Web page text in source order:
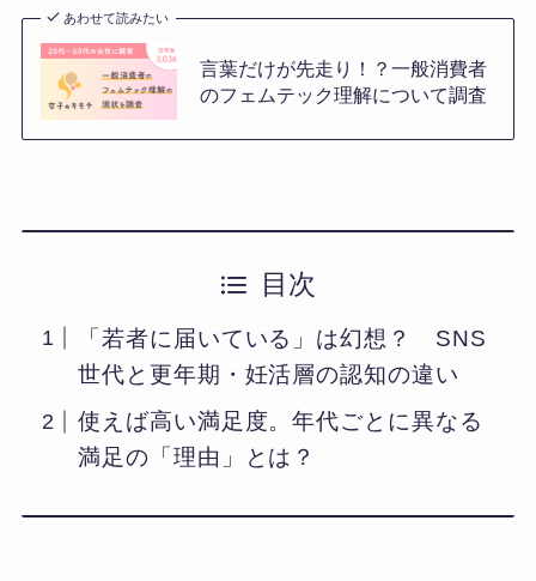
あわせて読みたい
言葉だけが先走り！？一般消費者
のフェムテック理解について調査
目次
「若者に届いている」は幻想？ SNS
世代と更年期・妊活層の認知の違い
使えば高い満足度。年代ごとに異なる
満足の「理由」とは？